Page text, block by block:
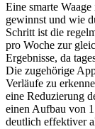
Eine smarte
gewinnst und wie
Schritt ist die
pro Woche zur
Ergebnisse, da
Die zugehörige
Verläufe zu
eine Reduzierung
einen Aufbau von
deutlich effektiver